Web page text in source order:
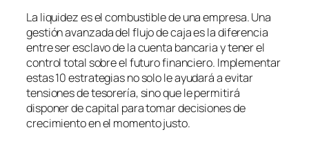
La liquidez es el combustible de una empresa. Una
gestión avanzada del flujo de caja es la diferencia
entre ser esclavo de la cuenta bancaria y tener el
control total sobre el futuro financiero. Implementar
estas 10 estrategias no solo le ayudará a evitar
tensiones de tesorería, sino que le permitirá
disponer de capital para tomar decisiones de
crecimiento en el momento justo.